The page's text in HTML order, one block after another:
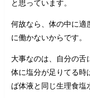
と思っています。
何故なら、体の中に適
に働かないからです。
大事なのは、自分の舌
体に塩分が足りてる時
ば体液と同じ生理食塩